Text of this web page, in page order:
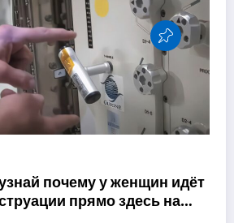
почему у женщин идёт
прямо здесь на